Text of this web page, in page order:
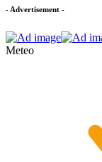
- Advertisement -
Meteo